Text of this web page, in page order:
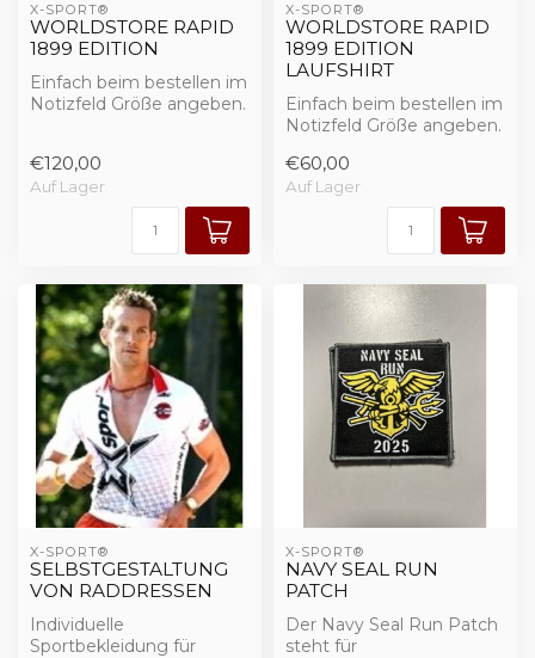
X-SPORT®
WORLDSTORE RAPID
1899 EDITION
Einfach beim bestellen im
Notizfeld Größe angeben.
€120,00
Auf Lager
X-SPORT®
WORLDSTORE RAPID
1899 EDITION
LAUFSHIRT
Einfach beim bestellen im
Notizfeld Größe angeben.
Trikot & Radhose
€60,00
Auf Lager
X-SPORT®
SELBSTGESTALTUNG
VON RADDRESSEN
Individuelle
Sportbekleidung für
X-SPORT®
NAVY SEAL RUN
PATCH
Der Navy Seal Run Patch
steht für